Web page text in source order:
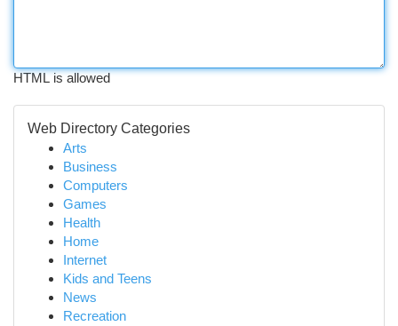
HTML is allowed
Web Directory Categories
Arts
Business
Computers
Games
Health
Home
Internet
Kids and Teens
News
Recreation